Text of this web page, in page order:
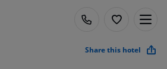
Share this hotel